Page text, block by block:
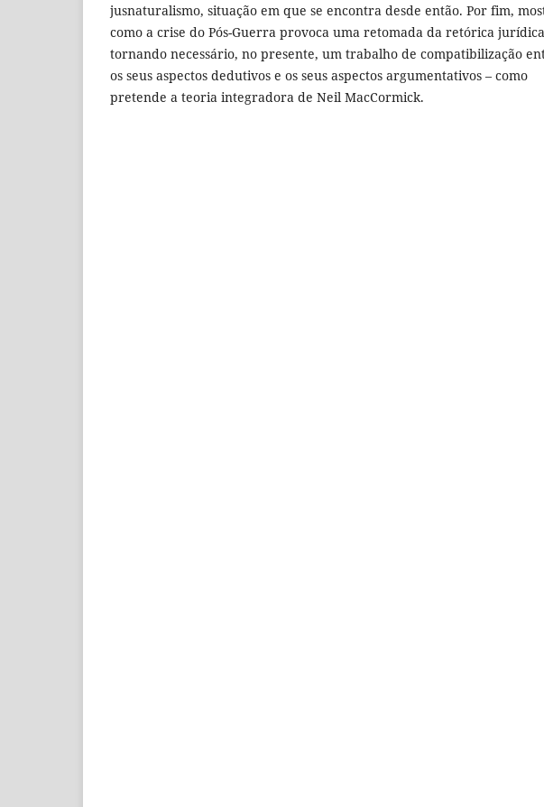
jusnaturalismo, situação em que se encontra desde então. Por fim,
como a crise do Pós-Guerra provoca uma retomada da retórica
tornando necessário, no presente, um trabalho de compatibilização
os seus aspectos dedutivos e os seus aspectos argumentativos – como
pretende a teoria integradora de Neil MacCormick.